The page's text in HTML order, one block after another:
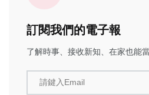
訂閱我們的電子報
了解時事、接收新知、在家也能
請鍵入Email